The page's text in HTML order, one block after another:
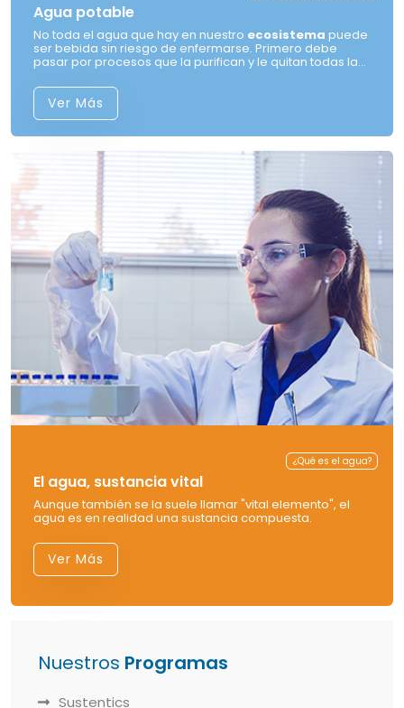
Agua potable
No toda el agua que hay en nuestro ecosistema puede
ser bebida sin riesgo de enfermarse. Primero debe
pasar por procesos que la purifican y le quitan todas las
salud.
Ver Más
¿Qué es el agua?
El agua, sustancia vital
Aunque también se la suele llamar "vital elemento", el
agua es en realidad una sustancia compuesta.
Ver Más
Nuestros Programas
Sustentics